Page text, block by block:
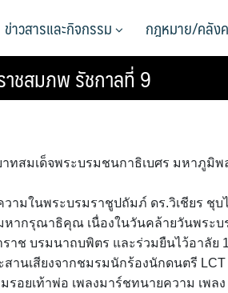
ข่าวสารและกิจกรรม กฎหมาย/คลัง
าชสมภพ รัชกาลที่ 9
ทสมเด็จพระบรมชนกาธิเบศร มหาภูมิพ
ามในพระบรมราชูปถัมภ์ ดร.วิเชียร ชุบ
หากรุณาธิคุณ เนื่องในวันคล้ายวันพระบ
าช บรมนาถบพิตร และร่วมยืนไว้อาลัย 1
นเสียงจากชมรมนักร้องนักดนตรี LCT
อยเท้าพ่อ เพลงมาร์ชทนายความ เพลง